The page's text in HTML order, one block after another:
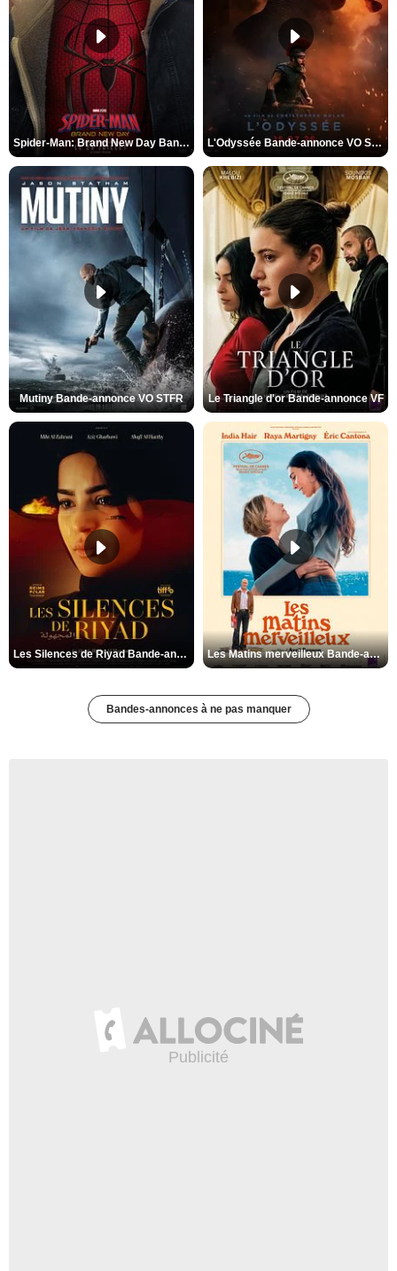
Spider-Man: Brand New Day Bande-annonce VO STFR L'Odyssée Bande-annonce VO STFR
Mutiny Bande-annonce VO STFR Le Triangle d'or Bande-annonce VF
Les Silences de Riyad Bande-annonce VO STFR Les Matins merveilleux Bande-annonce VF
Bandes-annonces à ne pas manquer